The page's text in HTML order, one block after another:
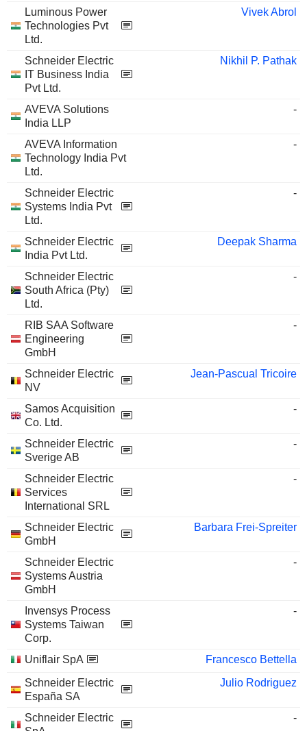
Luminous Power
Technologies Pvt
Ltd.
Vivek Abrol
Schneider Electric
IT Business India
Pvt Ltd.
Nikhil P. Pathak
AVEVA Solutions
India LLP
-
AVEVA Information
Technology India Pvt
Ltd.
-
Schneider Electric
Systems India Pvt
Ltd.
-
Schneider Electric
India Pvt Ltd.
Deepak Sharma
Schneider Electric
South Africa (Pty)
Ltd.
-
RIB SAA Software
Engineering
GmbH
-
Schneider Electric
NV
Jean-Pascual Tricoire
Samos Acquisition
Co. Ltd.
-
Schneider Electric
Sverige AB
-
Schneider Electric
Services
International SRL
-
Schneider Electric
GmbH
Barbara Frei-Spreiter
Schneider Electric
Systems Austria
GmbH
-
Invensys Process
Systems Taiwan
Corp.
-
Uniflair SpA
Francesco Bettella
Schneider Electric
España SA
Julio Rodriguez
Schneider Electric
-